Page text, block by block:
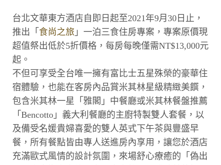
台北文華東方酒店自即日起至2021年9月30日止，
推出「 食尚之旅 」一泊三食住房專案，專案原價現
超值祭出低於5折價格，每房每晚僅需NT$13,000元
起。
不但可享受全台唯一擁有富比士五星殊榮的豪華住
宿體驗，也能在客房內品賞米其林星級精緻美饌，
包含米其林一星「雅閣」中餐廳或米其林餐盤推薦
「Bencotto」義大利餐廳的主廚特製雙人套餐，以
及備受名媛貴婦喜愛的雙人英式下午茶與豐盛早
餐，所有餐點皆由專人送進房內享用，讓您於酒店
充滿歐式風情的設計氛圍，來場舒心療癒的「偽出